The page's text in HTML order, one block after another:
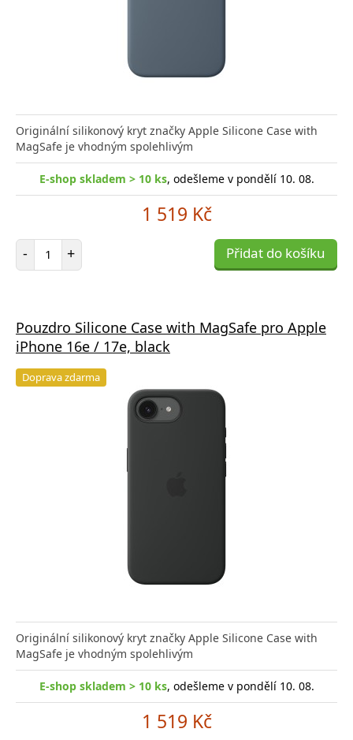
Originální silikonový kryt značky Apple Silicone Case with
MagSafe je vhodným spolehlivým
E-shop skladem > 10 ks, odešleme v pondělí 10. 08.
1 519 Kč
- Počet položek
+ Přidat do košíku
Pouzdro Silicone Case with MagSafe pro Apple
iPhone 16e / 17e, black
Doprava zdarma
Originální silikonový kryt značky Apple Silicone Case with
MagSafe je vhodným spolehlivým
E-shop skladem > 10 ks, odešleme v pondělí 10. 08.
1 519 Kč